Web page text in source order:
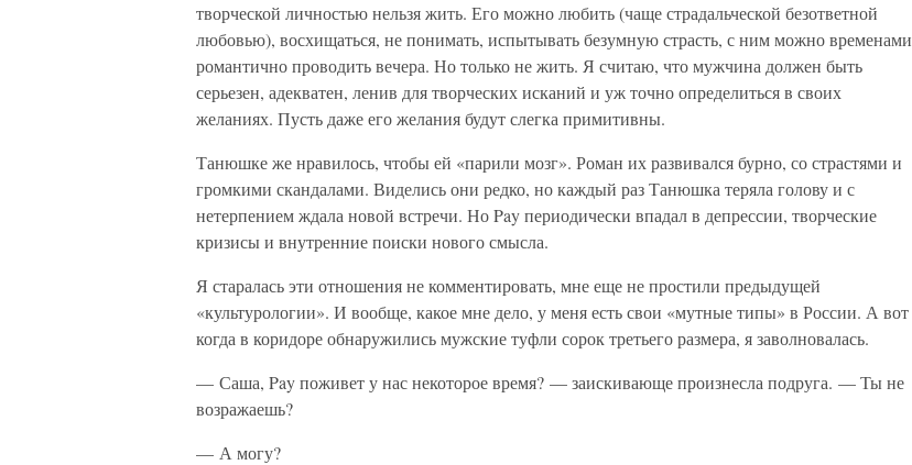
творческой личностью нельзя жить. Его можно любить (чаще страдальческой безответной
любовью), восхищаться, не понимать, испытывать безумную страсть, с ним можно временами
романтично проводить вечера. Но только не жить. Я считаю, что мужчина должен быть
серьезен, адекватен, ленив для творческих исканий и уж точно определиться в своих
желаниях. Пусть даже его желания будут слегка примитивны.
Танюшке же нравилось, чтобы ей «парили мозг». Роман их развивался бурно, со страстями и
громкими скандалами. Виделись они редко, но каждый раз Танюшка теряла голову и с
нетерпением ждала новой встречи. Но Pay периодически впадал в депрессии, творческие
кризисы и внутренние поиски нового смысла.
Я старалась эти отношения не комментировать, мне еще не простили предыдущей
«культурологии». И вообще, какое мне дело, у меня есть свои «мутные типы» в России. А вот
когда в коридоре обнаружились мужские туфли сорок третьего размера, я заволновалась.
— Саша, Pay поживет у нас некоторое время? — заискивающе произнесла подруга. — Ты не
возражаешь?
— А могу?